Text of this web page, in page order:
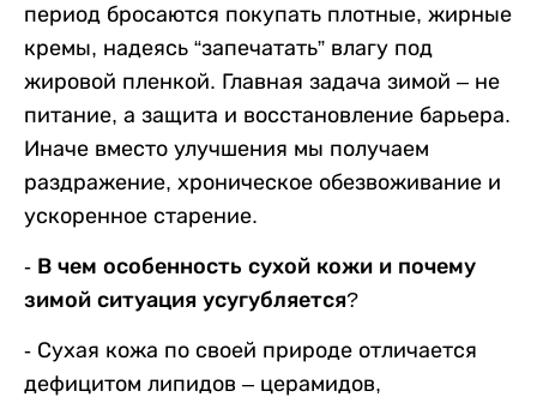
период бросаются покупать плотные, жирные
кремы, надеясь “запечатать” влагу под
жировой пленкой. Главная задача зимой – не
питание, а защита и восстановление барьера.
Иначе вместо улучшения мы получаем
раздражение, хроническое обезвоживание и
ускоренное старение.
- В чем особенность сухой кожи и почему
зимой ситуация усугубляется?
- Сухая кожа по своей природе отличается
дефицитом липидов – церамидов,